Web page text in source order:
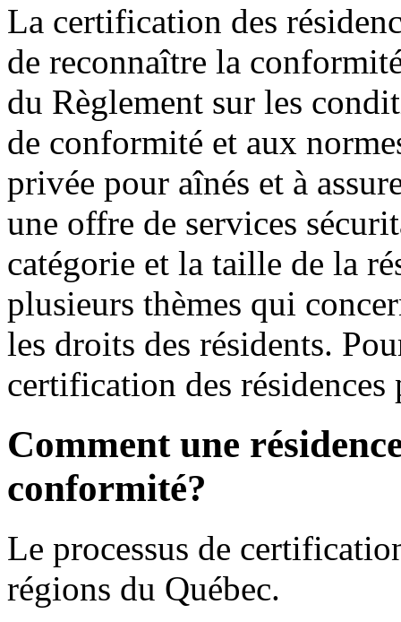
La certification des
de reconnaître la
du Règlement sur les
de conformité et aux
privée pour aînés et à
une offre de services
catégorie et la taille de la
plusieurs thèmes qui
les droits des résidents.
certification des
Comment une
conformité?
Le processus de
régions du Québec.